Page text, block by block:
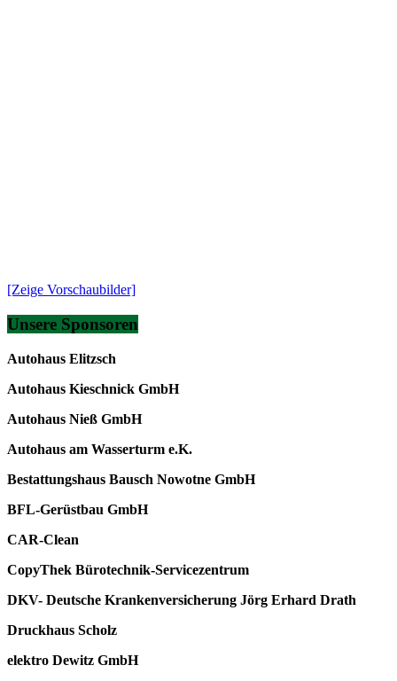
[Zeige Vorschaubilder]
Unsere Sponsoren
Autohaus Elitzsch
Autohaus Kieschnick GmbH
Autohaus Nieß GmbH
Autohaus am Wasserturm e.K.
Bestattungshaus Bausch Nowotne GmbH
BFL-Gerüstbau GmbH
CAR-Clean
CopyThek Bürotechnik-Servicezentrum
DKV- Deutsche Krankenversicherung Jörg Erhard Drath
Druckhaus Scholz
elektro Dewitz GmbH